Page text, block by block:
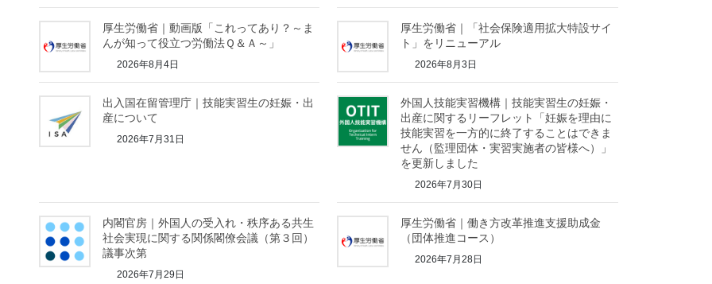
厚生労働省｜動画版「これってあり？～ま
んが知って役立つ労働法Ｑ＆Ａ～」
2026年8月4日
厚生労働省｜「社会保険適用拡大特設サイ
ト」をリニューアル
2026年8月3日
出入国在留管理庁｜技能実習生の妊娠・出
産について
2026年7月31日
外国人技能実習機構｜技能実習生の妊娠・
出産に関するリーフレット「妊娠を理由に
技能実習を一方的に終了することはできま
せん（監理団体・実習実施者の皆様へ）」
を更新しました
2026年7月30日
内閣官房｜外国人の受入れ・秩序ある共生
社会実現に関する関係閣僚会議（第３回）
議事次第
2026年7月29日
厚生労働省｜働き方改革推進支援助成金
（団体推進コース）
2026年7月28日